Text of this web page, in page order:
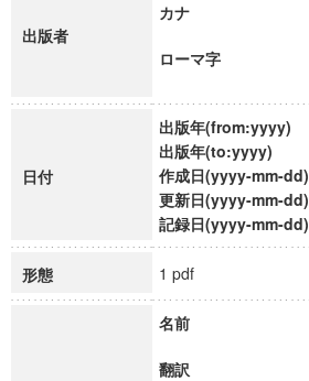
出版者
カナ
ローマ字
日付
出版年(from:yyyy)
出版年(to:yyyy)
作成日(yyyy-mm-dd)
更新日(yyyy-mm-dd)
記録日(yyyy-mm-dd)
形態 1 pdf
名前
翻訳